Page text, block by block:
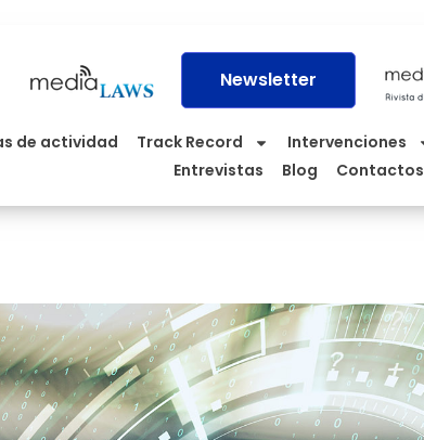
Newsletter
de actividad Track Record Intervenciones
Entrevistas
Blog Contactos